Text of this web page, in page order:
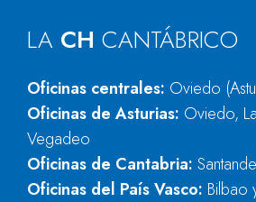
LA CH CANTÁBRICO
Oficinas centrales: Oviedo
Oficinas de Asturias: Oviedo,
Vegadeo
Oficinas de Cantabria:
Oficinas del País Vasco: Bilbao